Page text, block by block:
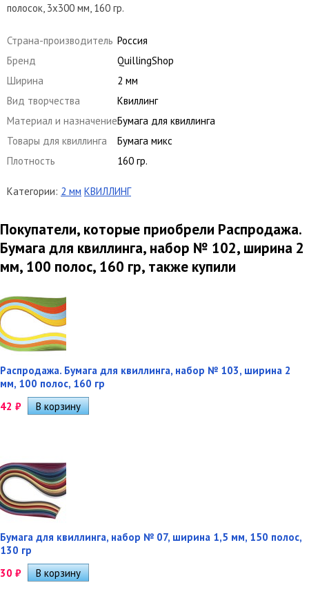
полосок, 3х300 мм, 160 гр.
Страна-производитель Россия
Бренд
QuillingShop
Ширина
2 мм
Вид творчества
Квиллинг
Материал и назначениеБумага для квиллинга
Товары для квиллинга
Бумага микс
Плотность
160 гр.
Категории: 2 мм КВИЛЛИНГ
Покупатели, которые приобрели Распродажа.
Бумага для квиллинга, набор № 102, ширина 2
мм, 100 полос, 160 гр, также купили
Распродажа. Бумага для квиллинга, набор № 103, ширина 2
мм, 100 полос, 160 гр
42 ₽
Бумага для квиллинга, набор № 07, ширина 1,5 мм, 150 полос,
130 гр
30 ₽